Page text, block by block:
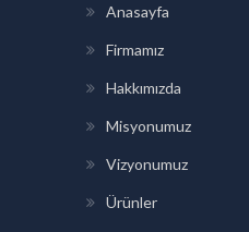
Anasayfa
Firmamız
Hakkımızda
Misyonumuz
Vizyonumuz
Ürünler